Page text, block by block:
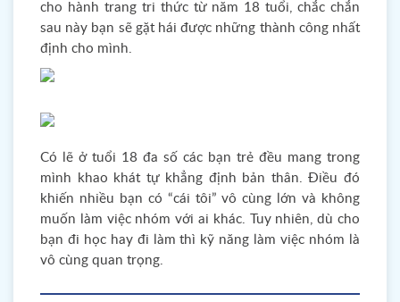
cho hành trang tri thức từ năm 18 tuổi, chắc chắn
sau này bạn sẽ gặt hái được những thành công nhất
định cho mình.
Có lẽ ở tuổi 18 đa số các bạn trẻ đều mang trong
mình khao khát tự khẳng định bản thân. Điều đó
khiến nhiều bạn có “cái tôi” vô cùng lớn và không
muốn làm việc nhóm với ai khác. Tuy nhiên, dù cho
bạn đi học hay đi làm thì kỹ năng làm việc nhóm là
vô cùng quan trọng.